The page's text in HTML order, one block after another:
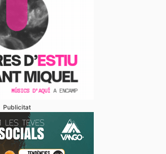
Publicitat